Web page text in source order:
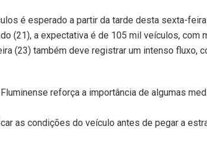
é esperado a partir da tarde desta sexta-
(21), a expectativa é de 105 mil veículos, com
(23) também deve registrar um intenso fluxo,
reforça a importância de algumas
as condições do veículo antes de pegar a